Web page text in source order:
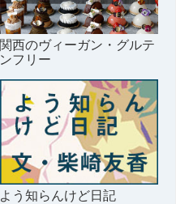
関西のヴィーガン・グルテ
ンフリー
よう知らんけど日記